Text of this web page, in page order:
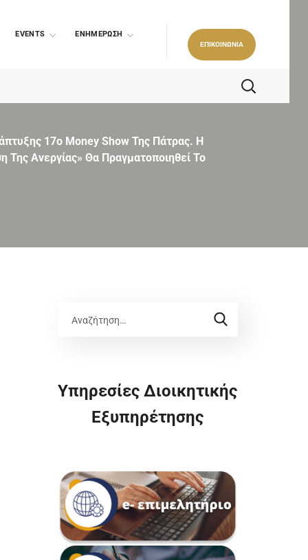
EVENTS ΕΝΗΜΕΡΩΣΗ
ΕΠΙΚΟΙΝΩΝΙΑ
17ο Money Show Της Πάτρας. Η
Της Ανεργίας» Θα Πραγματοποιηθεί Το
Υπηρεσίες Διοικητικής
Εξυπηρέτησης